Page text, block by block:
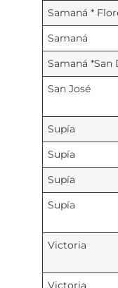
Samaná *
Samaná
Samaná *San
San José
Supía
Supía
Supía
Supía
Victoria
Victoria